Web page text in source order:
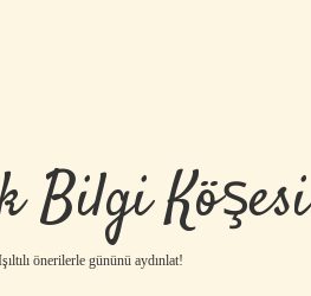
Bilgi Köşesi
önerilerle gününü aydınlat!